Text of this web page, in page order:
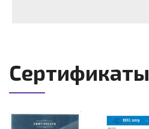
Сертификаты